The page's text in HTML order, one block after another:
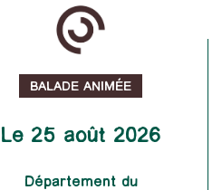
BALADE ANIMÉE
Le 25 août 2026
Département du